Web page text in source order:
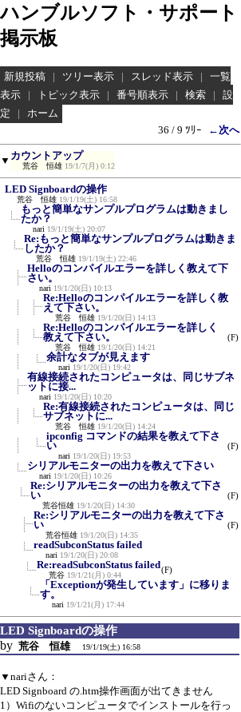
ハンブルソフト・サポート
掲示板
新規投稿 | ツリー表示 | スレッド表示 |
一覧
表示
| トピック表示 | 番号順表示 | 検索 |
設
定
|
ホーム
36 / 9 ﾂﾘｰ
←次へ
▼ カウントアップ
荒谷 恒雄 19/1/7(月) 0:12
LED Signboardの操作
荒谷 恒雄 19/1/19(土) 16:58
もっと簡単なサンプルプログラムは動きまし
たか？
nari 19/1/19(土) 20:07
Re:もっと簡単なサンプルプログラムは動きま
したか？
荒谷 恒雄 19/1/19(土) 22:46
Helloのコンパイルエラーを詳しく教えて下
さい。
nari 19/1/20(日) 10:13
Re:Helloのコンパイルエラーを詳しく教
えて下さい。
荒谷 恒雄 19/1/20(日) 14:13
Re:Helloのコンパイルエラーを詳しく
教えて下さい。
荒谷 恒雄 19/1/20(日) 14:21
(F)
余計なタブが見えます
nari 19/1/20(日) 19:42
有線接続されたコンピュータは、同じサブネ
ットに接...
nari 19/1/20(日) 10:20
Re:有線接続されたコンピュータは、同じ
サブネットに...
荒谷 恒雄 19/1/20(日) 14:24
ipconfig コマンドの結果を教えて下さ
い
nari 19/1/20(日) 19:53
(F)
シリアルモニターの出力を教えて下さい
nari 19/1/20(日) 10:26
Re:シリアルモニターの出力を教えて下さ
い
荒谷恒雄 19/1/20(日) 14:30
(F)
Re:シリアルモニターの出力を教えて下さ
い
荒谷恒雄 19/1/20(日) 14:35
(F)
readSubconStatus failed
nari 19/1/20(日) 20:08
Re:readSubconStatus failed
荒谷 19/1/21(月) 0:44
(F)
「Exceptionが発生しています」に移りま
す。
nari 19/1/21(月) 17:44
LED Signboardの操作
by 荒谷 恒雄 19/1/19(土) 16:58
▼nariさん：
LED Signboard の.htm操作画面が出てきません
1）Wifiのないコンピュータでインストールを行っ